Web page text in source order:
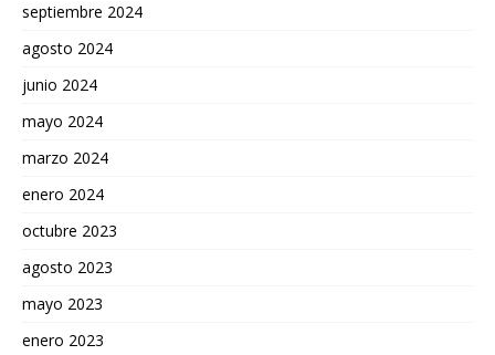
septiembre 2024
agosto 2024
junio 2024
mayo 2024
marzo 2024
enero 2024
octubre 2023
agosto 2023
mayo 2023
enero 2023